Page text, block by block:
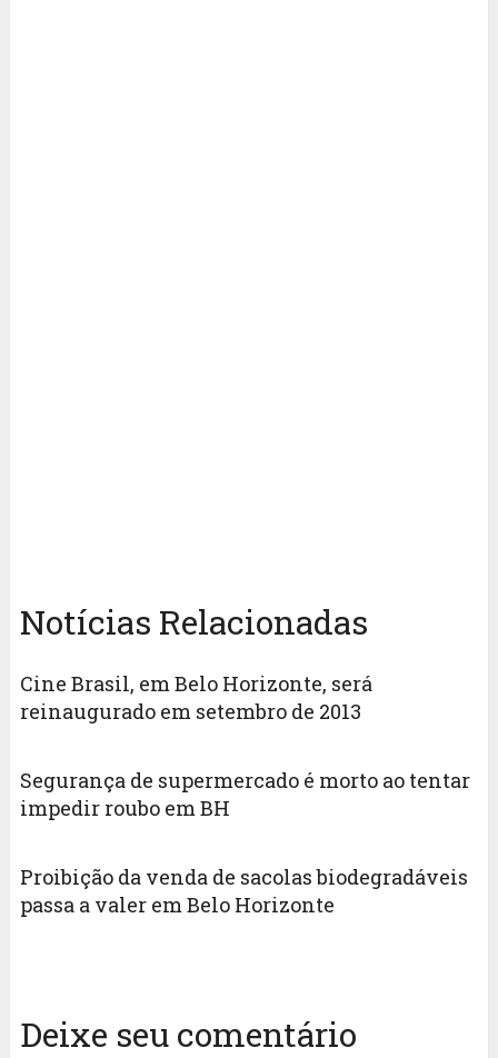
Notícias Relacionadas
Cine Brasil, em Belo Horizonte, será
reinaugurado em setembro de 2013
Segurança de supermercado é morto ao tentar
impedir roubo em BH
Proibição da venda de sacolas biodegradáveis
passa a valer em Belo Horizonte
Deixe seu comentário